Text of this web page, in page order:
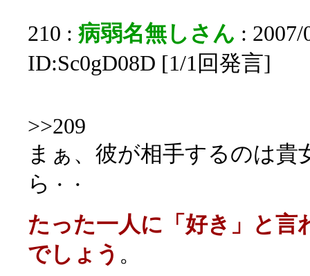
210 : 病弱名無しさん :
ID:Sc0gD08D [1/1回発言]
>>209
まぁ、彼が相手するのは
ら ・・
たった一人に「好き」と言
でしょう 。